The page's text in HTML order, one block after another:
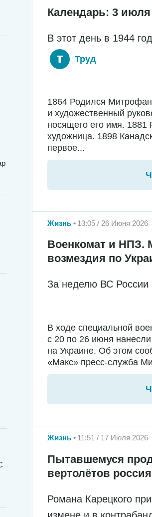
Календарь: 3 июля
В этот день в 1944
Труд
1864 Родился
и художественный
носящего его имя. 1881
художница. 1898
первое...
Жизнь 13:05 / 26 Июня 2026
Военкомат и НПЗ.
возмездия по
За неделю ВС России
В ходе специальной
с 20 по 26 июня
на Украине. Об этом
«Макс» пресс-служба
Жизнь 11:51 / 17 Июля 2026
Пытавшемуся
вертолётов
Романа Карецкого
измене и в